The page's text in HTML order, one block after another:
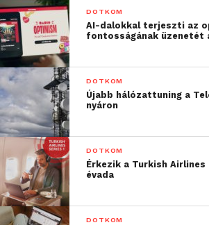
DOTKOM
AI-dalokkal terjeszti az
fontosságának üzenetét
DOTKOM
Újabb hálózattuning a
nyáron
DOTKOM
Érkezik a Turkish
évada
DOTKOM